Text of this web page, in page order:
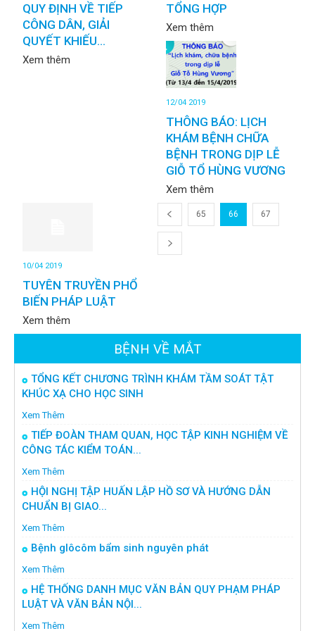
QUY ĐỊNH VỀ TIẾP
CÔNG DÂN, GIẢI
QUYẾT KHIẾU...
Xem thêm
TỔNG HỢP
Xem thêm
12/04 2019
THÔNG BÁO: LỊCH
KHÁM BỆNH CHỮA
BỆNH TRONG DỊP LỄ
GIỖ TỔ HÙNG VƯƠNG
Xem thêm
10/04 2019
TUYÊN TRUYỀN PHỔ
BIẾN PHÁP LUẬT
Xem thêm
65 66 67
BỆNH VỀ MẮT
TỔNG KẾT CHƯƠNG TRÌNH KHÁM TẦM SOÁT TẬT
KHÚC XẠ CHO HỌC SINH
Xem Thêm
TIẾP ĐOÀN THAM QUAN, HỌC TẬP KINH NGHIỆM VỀ
CÔNG TÁC KIỂM TOÁN...
Xem Thêm
HỘI NGHỊ TẬP HUẤN LẬP HỒ SƠ VÀ HƯỚNG DẪN
CHUẨN BỊ GIAO...
Xem Thêm
Bệnh glôcôm bẩm sinh nguyên phát
Xem Thêm
HỆ THỐNG DANH MỤC VĂN BẢN QUY PHẠM PHÁP
LUẬT VÀ VĂN BẢN NỘI...
Xem Thêm